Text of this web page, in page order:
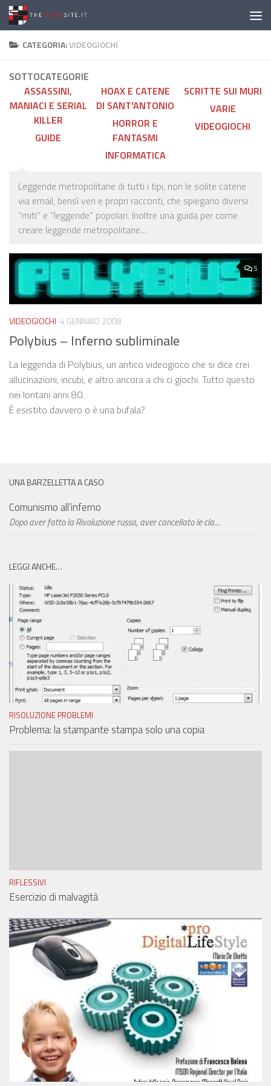
Salta al contenuto
CATEGORIA:VIDEOGIOCHI
SOTTOCATEGORIE
ASSASSINI,
MANIACI E SERIAL
KILLER
GUIDE
HOAX E CATENE
DI SANT'ANTONIO
HORROR E
FANTASMI
INFORMATICA
SCRITTE SUI MURI
VARIE
VIDEOGIOCHI
Leggende metropolitane di tutti i tipi, non le solite catene
via email, bensì veri e propri racconti, che spiegano diversi
“miti” e “leggende” popolari. Inoltre una guida per come
creare leggende metropolitane…
5
VIDEOGIOCHI 4 GENNAIO 2008
Polybius – Inferno subliminale
La leggenda di Polybius, un antico videogioco che si dice crei
allucinazioni, incubi, e altro ancora a chi ci giochi. Tutto questo
nei lontani anni 80.
È esistito davvero o è una bufala?
UNA BARZELLETTA A CASO
Comunismo all’inferno
Dopo aver fatto la Rivoluzione russa, aver cancellato le cla...
LEGGI ANCHE…
RISOLUZIONE PROBLEMI
Problema: la stampante stampa solo una copia
RIFLESSIVI
Esercizio di malvagità